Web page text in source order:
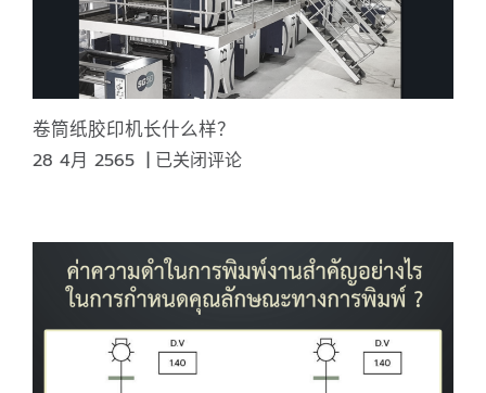
卷筒纸胶印机长什么样？
28 4月 2565 | 卷
胶
印
机
长
什
么
已关闭评论